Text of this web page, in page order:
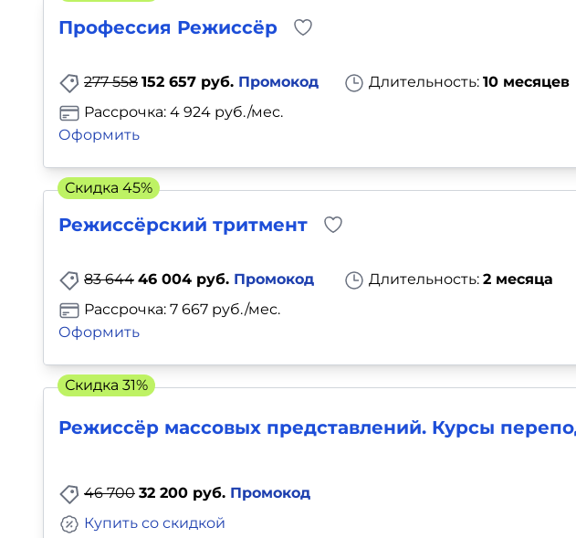
Профессия Режиссёр
277 558 152 657 руб. Промокод Длительность: 10 месяцев
Рассрочка: 4 924 руб./мес.
Оформить
Режиссёрский тритмент
83 644 46 004 руб. Промокод Длительность: 2 месяца
Рассрочка: 7 667 руб./мес.
Оформить
Скидка 45%
Режиссёр массовых представлений. Курсы
46 700 32 200 руб. Промокод
Купить со скидкой
Скидка 31%
Прочее
Тесты на профориентацию